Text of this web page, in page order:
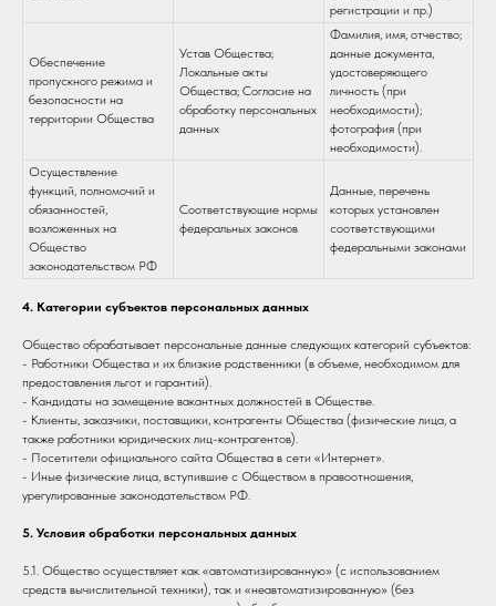
регистрации и пр.)
Обеспечение
пропускного режима и
безопасности на
территории Общества
Устав Общества;
Локальные акты
Общества; Согласие на
обработку персональных
данных
Фамилия, имя, отчество;
данные документа,
удостоверяющего
личность (при
необходимости);
фотография (при
необходимости).
Осуществление
функций, полномочий и
обязанностей,
возложенных на
Общество
законодательством РФ
Соответствующие нормы
федеральных законов
Данные, перечень
которых установлен
соответствующими
федеральными законами
4. Категории субъектов персональных данных
Общество обрабатывает персональные данные следующих категорий субъектов:
- Работники Общества и их близкие родственники (в объеме, необходимом для
предоставления льгот и гарантий).
- Кандидаты на замещение вакантных должностей в Обществе.
- Клиенты, заказчики, поставщики, контрагенты Общества (физические лица, а
также работники юридических лиц-контрагентов).
- Посетители официального сайта Общества в сети «Интернет».
- Иные физические лица, вступившие с Обществом в правоотношения,
урегулированные законодательством РФ.
5. Условия обработки персональных данных
5.1. Общество осуществляет как «автоматизированную» (с использованием
средств вычислительной техники), так и «неавтоматизированную» (без